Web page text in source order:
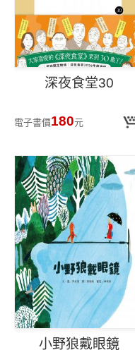
深夜食堂30
電子書價180元
小野狼戴眼鏡